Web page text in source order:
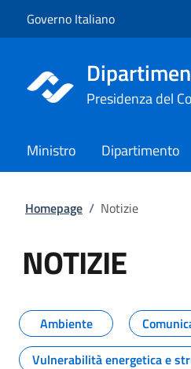
Governo Italiano
Presidenza del
Ministro Dipartimento
Homepage / Notizie
NOTIZIE
Tutti i contenuti
Ambiente
Vulnerabilità energetica e